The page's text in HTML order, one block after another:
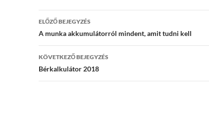
Bejegyzés
navigáció
ELŐZŐ BEJEGYZÉS
A munka akkumulátorról mindent, amit tudni kell
KÖVETKEZŐ BEJEGYZÉS
Bérkalkulátor 2018